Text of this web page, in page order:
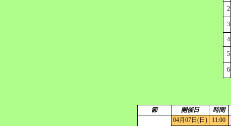
2
3
4
5
6
節 開催日 時間
04月07日(日) 11:00